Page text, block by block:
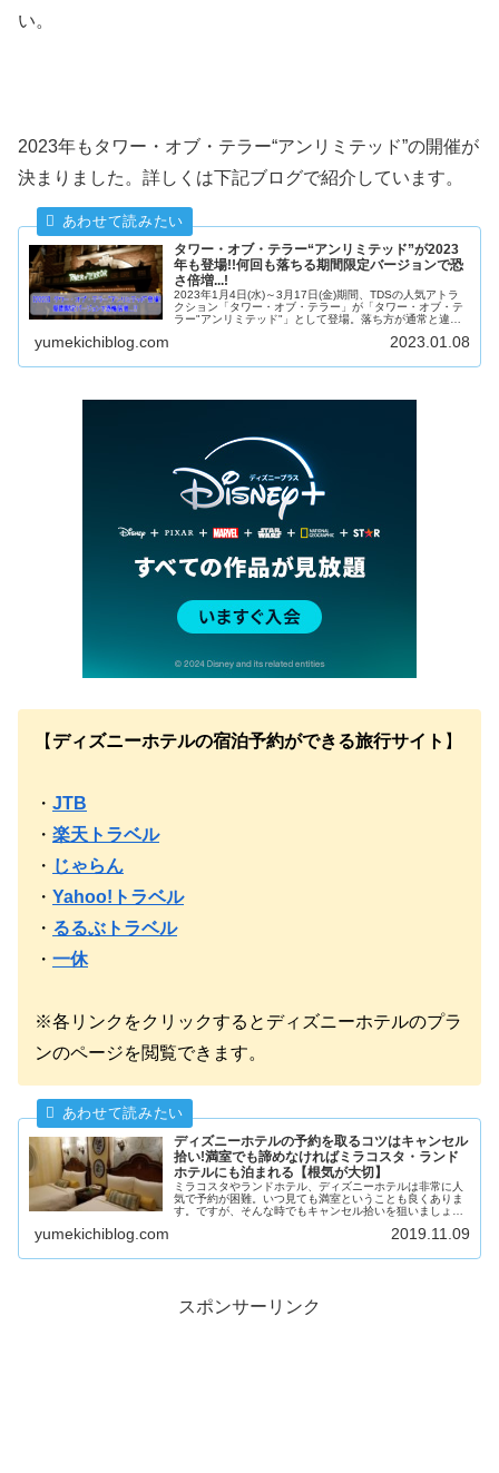
い。
2023年もタワー・オブ・テラー“アンリミテッド”の開催が
決まりました。詳しくは下記ブログで紹介しています。
タワー・オブ・テラー“アンリミテッド”が2023
年も登場!!何回も落ちる期間限定バージョンで恐
さ倍増...!
2023年1月4日(水)～3月17日(金)期間、TDSの人気アトラ
クション「タワー・オブ・テラー」が「タワー・オブ・テ
ラー"アンリミテッド"」として登場。落ち方が通常と違っ
も以上にスリル満点のアトラクションとなっています。
yumekichiblog.com 2023.01.08
【ディズニーホテルの宿泊予約ができる旅行サイト 】
・ JTB
・ 楽天トラベル
・ じゃらん
・ Yahoo!トラベル
・ るるぶトラベル
・ 一休
※各リンクをクリックするとディズニーホテルのプラ
ンのページを閲覧できます。
ディズニーホテルの予約を取るコツはキャンセル
拾い!満室でも諦めなければミラコスタ・ランド
ホテルにも泊まれる【根気が大切】
ミラコスタやランドホテル、ディズニーホテルは非常に人
気で予約が困難。いつ見ても満室ということも良くありま
す。ですが、そんな時でもキャンセル拾いを狙いましょ
を取るためのキャンセル拾いのコツを紹介します。
yumekichiblog.com 2019.11.09
スポンサーリンク